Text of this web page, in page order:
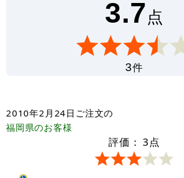
3.7点
3件
2010年2月24日 ご注文の
福岡県のお客様
評価： 3点